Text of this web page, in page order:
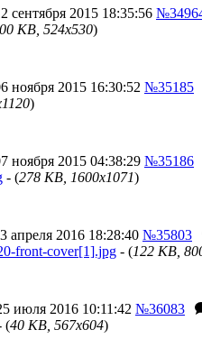
сентября 2015 18:35:56
KB, 524x530)
ноября 2015 16:30:52 №35185
)
ноября 2015 04:38:29 №35186
- (278 KB, 1600x1071)
апреля 2016 18:28:40 №35803
front-cover[1].jpg - (122 KB,
июля 2016 10:11:42 №36083
(40 KB, 567x604)